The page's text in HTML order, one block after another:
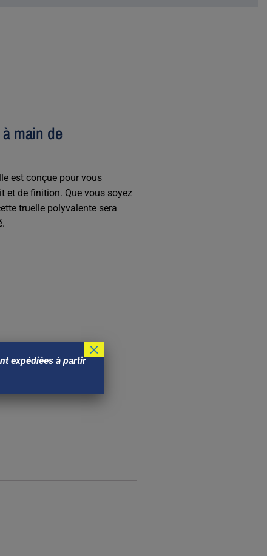
main de
est conçue pour vous
et de finition. Que vous soyez
truelle polyvalente sera
expédiées à partir
×